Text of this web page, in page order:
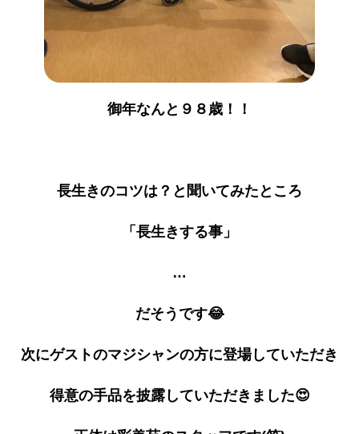
御年なんと９８歳！！
長生きのコツは？と聞いてみたところ
「長生きする事」
…
だそうです😂
次にゲストのマジシャンの方に登場していただき
得意の手品を披露していただきました😍